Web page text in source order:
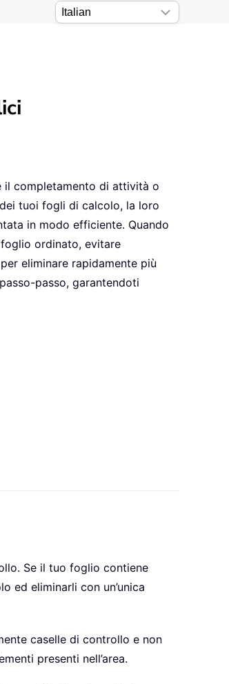
il completamento di attività o
tuoi fogli di calcolo, la loro
in modo efficiente. Quando
ordinato, evitare
eliminare rapidamente più
passo, garantendoti
Se il tuo foglio contiene
ed eliminarli con un’unica
caselle di controllo e non
presenti nell’area.